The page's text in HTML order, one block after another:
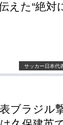
えた“絶対
サッカー日本代
ブラジル